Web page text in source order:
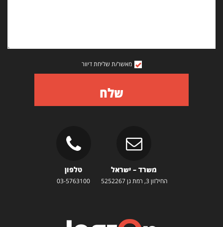
מאשר/ת שליחת דיוור
שלח
משרד – ישראל
החילזון 3, רמת גן 5252267
טלפון
03-5763100